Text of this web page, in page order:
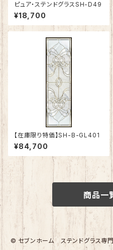
ピュア・ステンドグラスSH-D49
¥18,700
【在庫限り特価】SH-B-GL401
¥84,700
商品一
© セブンホーム ステンドグラス専